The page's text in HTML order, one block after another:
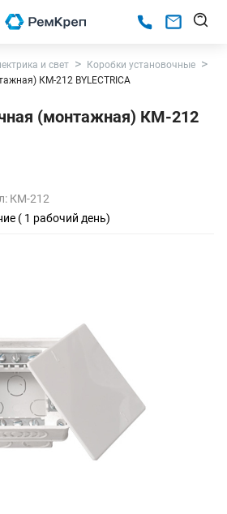
и свет
Коробки установочные
КМ-212 BYLECTRICA
(монтажная) КМ-212
КМ-212
( 1 рабочий день)